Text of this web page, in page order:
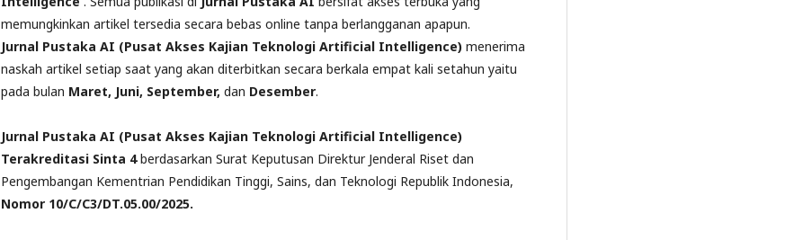
memungkinkan artikel tersedia secara bebas online tanpa berlangganan apapun.
Jurnal Pustaka AI (Pusat Akses Kajian Teknologi Artificial Intelligence) menerima
naskah artikel setiap saat yang akan diterbitkan secara berkala empat kali setahun yaitu
pada bulan Maret, Juni, September, dan Desember.
Jurnal Pustaka AI (Pusat Akses Kajian Teknologi Artificial Intelligence)
Terakreditasi Sinta 4berdasarkan Surat Keputusan Direktur Jenderal Riset dan
Pengembangan Kementrian Pendidikan Tinggi, Sains, dan Teknologi Republik Indonesia,
Nomor 10/C/C3/DT.05.00/2025.